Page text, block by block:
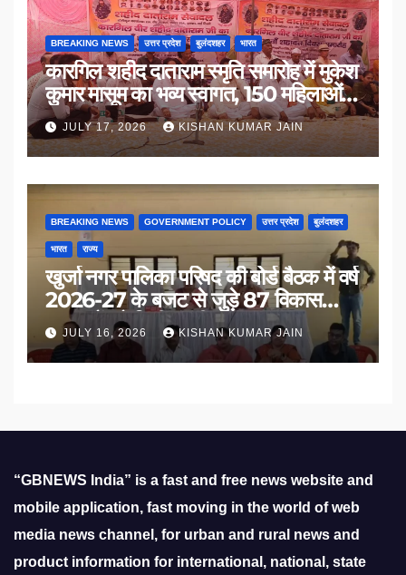
BREAKING NEWS उत्तर प्रदेश बुलंदशहर भारत
कारगिल शहीद दाताराम स्मृति समारोह में मुकेश
कुमार मासूम का भव्य स्वागत, 150 महिलाओं
का सम्मान
JULY 17, 2026 KISHAN KUMAR JAIN
BREAKING NEWS GOVERNMENT POLICY उत्तर प्रदेश बुलंदशहर
भारत राज्य
खुर्जा नगर पालिका परिषद की बोर्ड बैठक में वर्ष
2026-27 के बजट से जुड़े 87 विकास
प्रस्तावों को मिली मंजूरी
JULY 16, 2026 KISHAN KUMAR JAIN
“GBNEWS India” is a fast and free news website and
mobile application, fast moving in the world of web
media news channel, for urban and rural news and
product information for international, national, state